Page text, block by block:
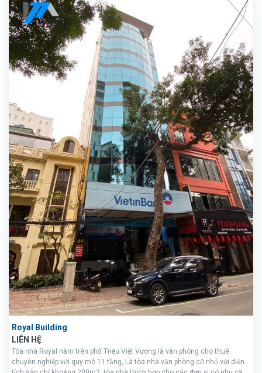
Royal Building
LIÊN HỆ
Tòa nhà Royal nằm trên phố Triệu Việt Vương là văn phòng cho thuê
chuyên nghiệp với quy mô 11 tầng, Là tòa nhà văn phòng cỡ nhỏ với diện